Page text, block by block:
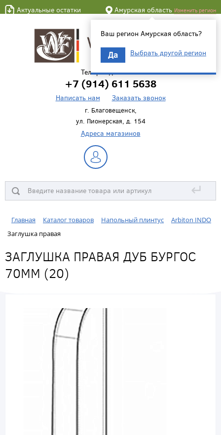
Актуальные остатки Амурская область Изменить регион
Ваш регион Амурская область?
Да Выбрать другой регион
Телефон для связи
+7 (914) 611 5638
Написать нам Заказать звонок
г. Благовещенск,
ул. Пионерская, д. 154
Адреса магазинов
↵
Главная Каталог товаров Напольный плинтус
Arbiton INDO
Заглушка правая
ЗАГЛУШКА ПРАВАЯ ДУБ БУРГОС
70ММ (20)